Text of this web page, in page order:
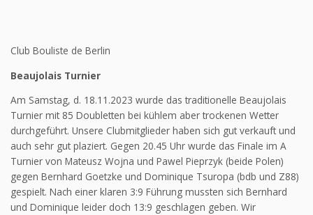
Club Bouliste de Berlin
Beaujolais Turnier
Am Samstag, d. 18.11.2023 wurde das traditionelle Beaujolais
Turnier mit 85 Doubletten bei kühlem aber trockenen Wetter
durchgeführt. Unsere Clubmitglieder haben sich gut verkauft und
auch sehr gut plaziert. Gegen 20.45 Uhr wurde das Finale im A
Turnier von Mateusz Wojna und Pawel Pieprzyk (beide Polen)
gegen Bernhard Goetzke und Dominique Tsuropa (bdb und Z88)
gespielt. Nach einer klaren 3:9 Führung mussten sich Bernhard
und Dominique leider doch 13:9 geschlagen geben. Wir